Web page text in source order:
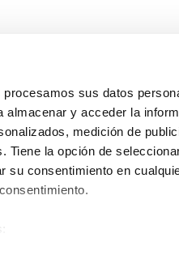
procesamos sus datos
y acceder la
medición de
Tiene la opción de
su consentimiento en